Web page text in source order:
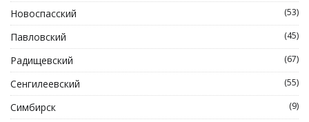
Новоспасский (53)
Павловский (45)
Радищевский (67)
Сенгилеевский (55)
Симбирск (9)